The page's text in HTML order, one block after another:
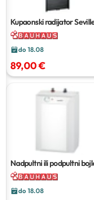
Kupaonski radijator
50 x v 78 cm
do 18.08
89,00 €
Nadpultni ili podpultni
'TEG 10 O'/'TEG 10 U'
do 18.08